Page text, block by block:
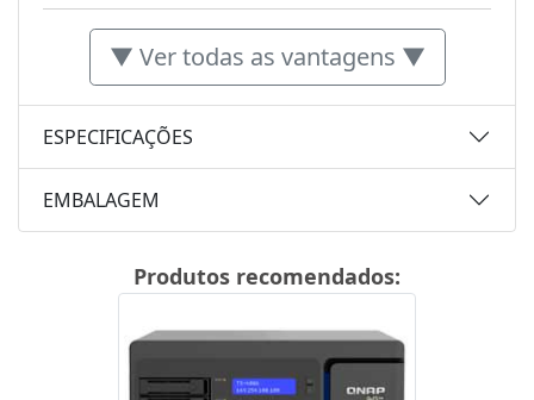
▼ Ver todas as vantagens ▼
ESPECIFICAÇÕES
EMBALAGEM
Produtos recomendados: